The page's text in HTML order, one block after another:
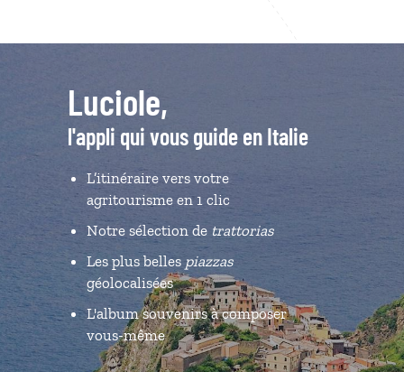
Luciole,
l'appli qui vous guide en Italie
L’itinéraire vers votre
agritourisme en 1 clic
Notre sélection de trattorias
Les plus belles piazzas
géolocalisées
L'album souvenirs à composer
vous-même